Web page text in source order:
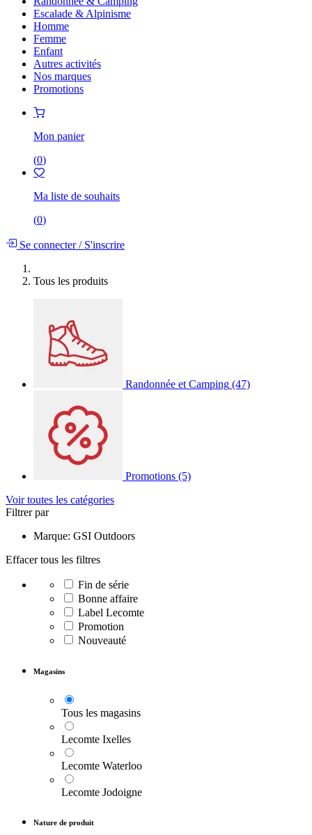
Escalade & Alpinisme
Homme
Femme
Enfant
Autres activités
Nos marques
Promotions
Mon panier
(0)
Ma liste de souhaits
(0)
Se connecter/S'inscrire
Tous les produits
Randonnée et Camping (47)
Promotions (5)
Voir toutes les catégories
Filtrer par
Marque: GSI Outdoors
Effacer tous les filtres
Fin de série
Bonne affaire
Label Lecomte
Promotion
Nouveauté
Magasins
Tous les magasins
Lecomte Ixelles
Lecomte Waterloo
Lecomte Jodoigne
Nature de produit